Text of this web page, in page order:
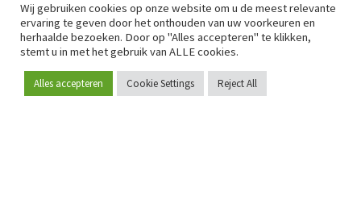
Word lid
Wij gebruiken cookies op onze website om u de meest relevante
ervaring te geven door het onthouden van uw voorkeuren en
herhaalde bezoeken. Door op "Alles accepteren" te klikken,
stemt u in met het gebruik van ALLE cookies.
Alles accepteren Cookie Settings Reject All